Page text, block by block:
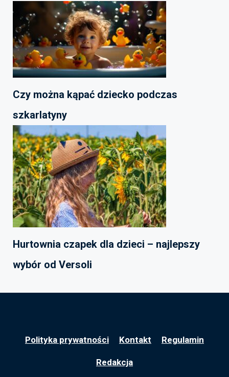
Czy można kąpać dziecko podczas
szkarlatyny
Hurtownia czapek dla dzieci – najlepszy
wybór od Versoli
Polityka prywatności Kontakt Regulamin
Redakcja